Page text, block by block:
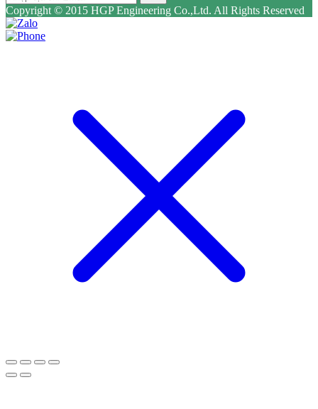
Copyright © 2015 HGP Engineering Co.,Ltd. All Rights Reserved